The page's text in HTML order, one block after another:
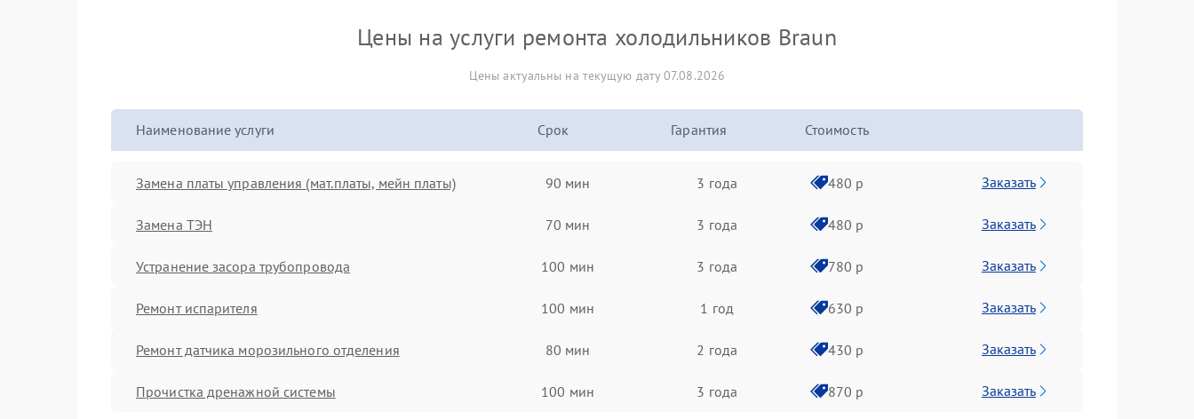
Цены на услуги ремонта холодильников Braun
Цены актуальны на текущую дату 07.08.2026
Наименование услуги Срок Гарантия Стоимость
Замена платы управления (мат.платы, мейн платы) 90 мин 3 года 480 р Заказать
Замена ТЭН 70 мин 3 года 480 р Заказать
Устранение засора трубопровода 100 мин 3 года 780 р Заказать
Ремонт испарителя 100 мин 1 год 630 р Заказать
Ремонт датчика морозильного отделения 80 мин 2 года 430 р Заказать
Прочистка дренажной системы 100 мин 3 года 870 р Заказать